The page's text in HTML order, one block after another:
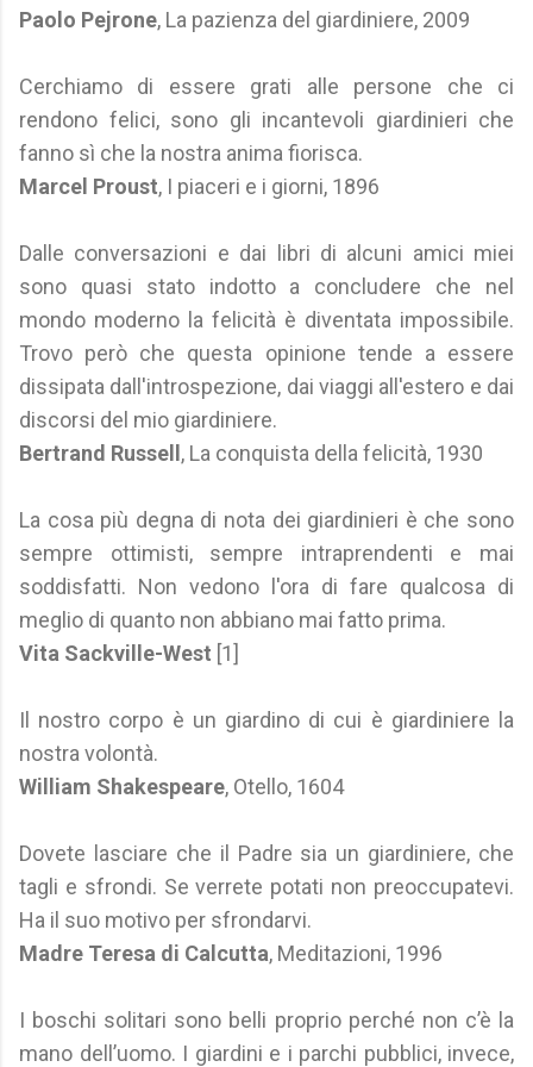
Paolo Pejrone, La pazienza del giardiniere, 2009
Cerchiamo di essere grati alle persone che ci
rendono felici, sono gli incantevoli giardinieri che
fanno sì che la nostra anima fiorisca.
Marcel Proust, I piaceri e i giorni, 1896
Dalle conversazioni e dai libri di alcuni amici miei
sono quasi stato indotto a concludere che nel
mondo moderno la felicità è diventata impossibile.
Trovo però che questa opinione tende a essere
dissipata dall'introspezione, dai viaggi all'estero e dai
discorsi del mio giardiniere.
Bertrand Russell , La conquista della felicità, 1930
La cosa più degna di nota dei giardinieri è che sono
sempre ottimisti, sempre intraprendenti e mai
soddisfatti. Non vedono l'ora di fare qualcosa di
meglio di quanto non abbiano mai fatto prima.
Vita Sackville-West [1]
Il nostro corpo è un giardino di cui è giardiniere la
nostra volontà.
William Shakespeare, Otello, 1604
Dovete lasciare che il Padre sia un giardiniere, che
tagli e sfrondi. Se verrete potati non preoccupatevi.
Ha il suo motivo per sfrondarvi.
Madre Teresa di Calcutta, Meditazioni, 1996
I boschi solitari sono belli proprio perché non c’è la
mano dell’uomo. I giardini e i parchi pubblici, invece,